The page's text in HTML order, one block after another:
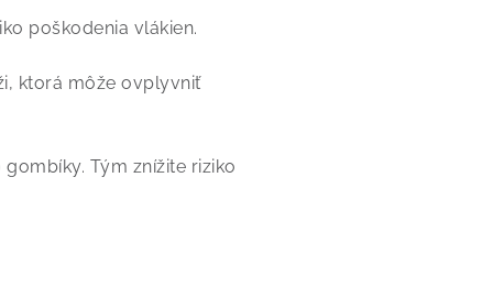
poškodenia vlákien.
ktorá môže ovplyvniť
Tým znížite riziko